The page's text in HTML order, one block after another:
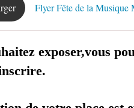
Flyer Fête de la
exposer,vous